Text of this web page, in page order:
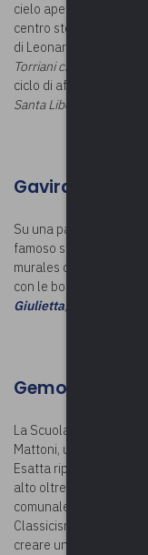
cielo aperto. Le nuove
centro storico,
di Leonardo da Vinci -
Torriani che implora la
ciclo di affreschi della
Santa Liberata
Gavirate
Su una parete esterna
famoso street artist
murales di undici metri
con le bombolette
Giulietta, realizzata da
Gemonio
La Scuola Elementare
Mattoni, una
Esatta riproduzione
alto oltre dieci metri.
comunale, l’opera è
Classicismo nel
creare una galleria